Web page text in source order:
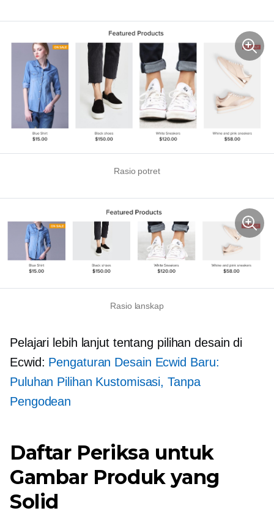
Rasio potret
Rasio lanskap
Pelajari lebih lanjut tentang pilihan desain di
Ecwid: Pengaturan Desain Ecwid Baru:
Puluhan Pilihan Kustomisasi, Tanpa
Pengodean
Daftar Periksa untuk
Gambar Produk yang
Solid